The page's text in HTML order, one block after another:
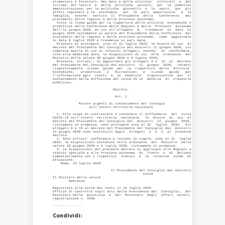
alimentari e forestali, dei beni e delle attivita'  culturali  e  del
turismo, del lavoro  e  delle  politiche  sociali,  per  la  pubblica
amministrazione, per le politiche  giovanili  e  lo  sport,  per  gli
affari regionali e le  autonomie,  per  le  pari  opportunita'  e  la
famiglia,  nonche'  sentito  il  Presidente  della   Conferenza   dei
presidenti delle regioni e delle province autonome;
  Viste le linee guida per la riapertura delle attivita' economiche e
produttive della Conferenza delle Regioni e delle  Province  autonome
dell'11 giugno 2020, di cui all'allegato  9,  trasmesse  in  data  11
giugno 2020 unitamente al parere del Presidente della Conferenza  dei
presidenti delle regioni e delle province autonome,  come  aggiornate
in data 9 luglio 2020 e trasmesse in pari data;
  Ritenuto di prorogare, sino al 31 luglio 2020, le misure di cui  al
decreto del Presidente del Consiglio dei ministri 11 giugno 2020, ivi
comprese quelle di cui ai relativi allegati, nonche'  di  confermare,
sino alla medesima data, le disposizioni di cui  alle  ordinanze  del
Ministro della salute 30 giugno 2020 e 9 luglio 2020;
  Ritenuto, altresi', di aggiornare gli allegati 9 e  15  al  decreto
del Presidente del Consiglio dei ministri  11  giugno  2020,  recanti
rispettivamente  «Linee  guida  per  la  riapertura  delle  Attivita'
Economiche,   produttive   e   Ricreative»   e   «Linee   guida   per
l'informazione agli  utenti  e  le  modalita'  organizzative  per  il
contenimento della diffusione del covid-19 in  materia  di  trasporto
pubblico»;
                              Decreta:
                               Art. 1
             Misure urgenti di contenimento del contagio
                  sull'intero territorio nazionale
  1. Allo scopo di contrastare e contenere il diffondersi  del  virus
COVID-19 sull'intero  territorio  nazionale,  le  misure  di  cui  al
decreto del Presidente del Consiglio dei  ministri  11  giugno  2020,
richiamato in premessa, sono prorogate sino al 31  luglio  2020.  Gli
allegati 9 e 15 al decreto del Presidente del Consiglio dei  ministri
11 giugno 2020 sono sostituiti dagli  allegati  1  e  2  al  presente
decreto.
  2. Sono altresi' confermate e restano in vigore, sino al 31  luglio
2020, le disposizioni contenute nelle ordinanze  del  Ministro  della
salute 30 giugno 2020 e 9 luglio 2020, richiamate in premessa.
  3. Le disposizioni del presente decreto si applicano alle Regioni a
statuto speciale e alle Province autonome  di  Trento  e  di  Bolzano
compatibilmente con i rispettivi  statuti  e  le  relative  norme  di
attuazione.
    Roma, 14 luglio 2020
                             Il Presidente del Consiglio dei ministri
                                             Conte
Il Ministro della salute
        Speranza
Registrato alla Corte dei conti il 14 luglio 2020
Ufficio di controllo sugli atti della Presidenza del  Consiglio,  del
Ministero della  giustizia  e  del  Ministero  degli  affari  esteri,
Condividi: